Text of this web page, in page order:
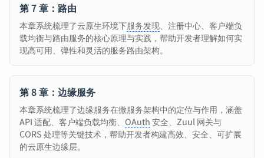
第 7 章：路由
本章系统梳理了云原生环境下服务发现、注册中心、客户端负
载均衡与路由服务的核心原理与实践，帮助开发者理解如何实
现高可用、弹性和灵活的服务路由架构。
第 8 章：边缘服务
本章系统梳理了边缘服务在微服务架构中的定位与作用，涵盖
API 适配、客户端负载均衡、 OAuth安全、Zuul 网关与
CORS 处理等关键技术，帮助开发者构建高效、安全、可扩展
的云原生边缘层。